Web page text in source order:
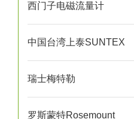
西门子电磁流量计
中国台湾上泰SUNTEX
瑞士梅特勒
罗斯蒙特Rosemount